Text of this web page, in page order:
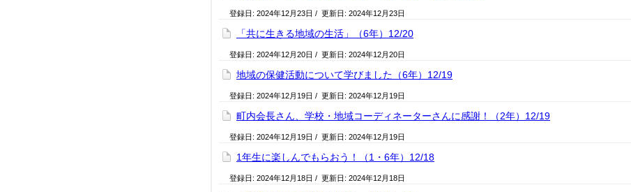
登録日: 2024年12月23日 / 更新日: 2024年12月23日
「共に生きる地域の生活」（6年）12/20
登録日: 2024年12月20日 / 更新日: 2024年12月20日
地域の保健活動について学びました（6年）12/19
登録日: 2024年12月19日 / 更新日: 2024年12月19日
町内会長さん、学校・地域コーディネーターさんに感謝！（2年）12/19
登録日: 2024年12月19日 / 更新日: 2024年12月19日
1年生に楽しんでもらおう！（1・6年）12/18
登録日: 2024年12月18日 / 更新日: 2024年12月18日